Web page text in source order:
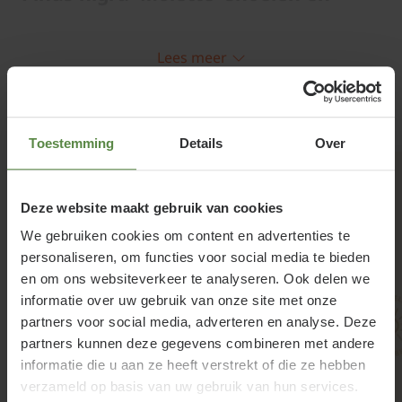
Toestemming Details Over
Deze website maakt gebruik van cookies
We gebruiken cookies om content en advertenties te
personaliseren, om functies voor social media te bieden
en om ons websiteverkeer te analyseren. Ook delen we
informatie over uw gebruik van onze site met onze
partners voor social media, adverteren en analyse. Deze
partners kunnen deze gegevens combineren met andere
informatie die u aan ze heeft verstrekt of die ze hebben
verzameld op basis van uw gebruik van hun services.
Door zijn uitgesproken zuilvorm is snoei nauwelijks
Lees meer
Gerelateerde producten